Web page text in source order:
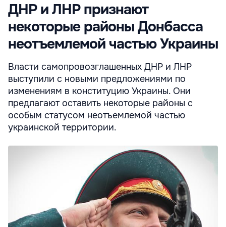
ДНР и ЛНР признают
некоторые районы Донбасса
неотъемлемой частью Украины
Власти самопровозглашенных ДНР и ЛНР
выступили с новыми предложениями по
изменениям в конституцию Украины. Они
предлагают оставить некоторые районы с
особым статусом неотъемлемой частью
украинской территории.